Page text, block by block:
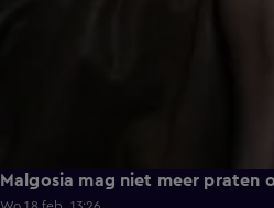
Malgosia mag niet meer praten